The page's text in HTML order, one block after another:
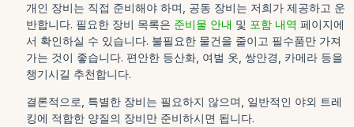
개인 장비는 직접 준비해야 하며, 공동 장비는 저희가 제공하고 운
반합니다. 필요한 장비 목록은 준비물 안내 및 포함 내역 페이지에
서 확인하실 수 있습니다. 불필요한 물건을 줄이고 필수품만 가져
가는 것이 좋습니다. 편안한 등산화, 여벌 옷, 쌍안경, 카메라 등을
챙기시길 추천합니다.
결론적으로, 특별한 장비는 필요하지 않으며, 일반적인 야외 트레
킹에 적합한 양질의 장비만 준비하시면 됩니다.